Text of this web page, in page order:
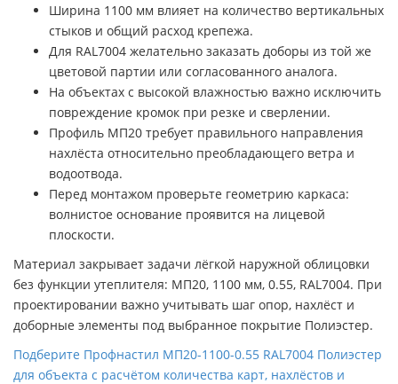
Ширина 1100 мм влияет на количество вертикальных
стыков и общий расход крепежа.
Для RAL7004 желательно заказать доборы из той же
цветовой партии или согласованного аналога.
На объектах с высокой влажностью важно исключить
повреждение кромок при резке и сверлении.
Профиль МП20 требует правильного направления
нахлёста относительно преобладающего ветра и
водоотвода.
Перед монтажом проверьте геометрию каркаса:
волнистое основание проявится на лицевой
плоскости.
Материал закрывает задачи лёгкой наружной облицовки
без функции утеплителя: МП20, 1100 мм, 0.55, RAL7004. При
проектировании важно учитывать шаг опор, нахлёст и
доборные элементы под выбранное покрытие Полиэстер.
Подберите Профнастил МП20-1100-0.55 RAL7004 Полиэстер
для объекта с расчётом количества карт, нахлёстов и